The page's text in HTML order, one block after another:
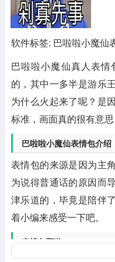
软件标签: 巴啦啦小魔仙
巴啦啦小魔仙真人表情
的，其中一多半是游乐
为什么火起来了呢？是
标准，画面真的很有意
巴啦啦小魔仙表情包介绍
表情包的来源是因为主
为说得普通话的原因而
津乐道的，毕竟是陪伴
着小编来感受一下吧。
表情包预览